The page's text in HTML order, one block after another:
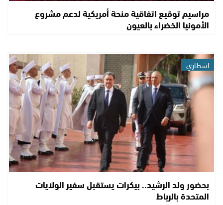
مراسيم توقيع اتفاقية منحة أمريكية لدعم مشروع
الأمونيا الخضراء بالعيون
اشطاري
بحضور ولد الرشيد.. بيكرات يستقبل سفير الولايات
المتحدة بالرباط